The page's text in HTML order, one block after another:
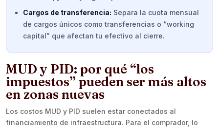
Cargos de transferencia: Separa la cuota mensual
de cargos únicos como transferencias o “working
capital” que afectan tu efectivo al cierre.
MUD y PID: por qué “los
impuestos” pueden ser más altos
en zonas nuevas
Los costos MUD y PID suelen estar conectados al
financiamiento de infraestructura. Para el comprador, lo